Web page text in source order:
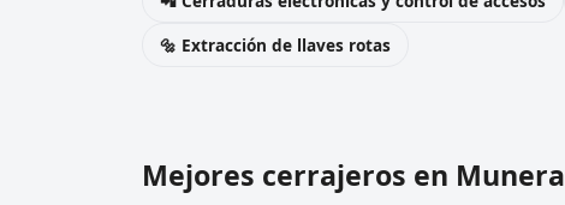
🔩 Extracción de llaves rotas
Mejores cerrajeros en Munera